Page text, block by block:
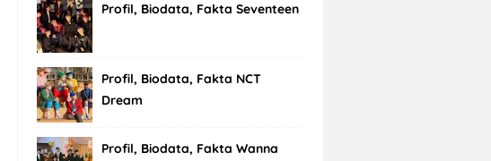
Profil, Biodata, Fakta Seventeen
Profil, Biodata, Fakta NCT
Dream
Profil, Biodata, Fakta Wanna